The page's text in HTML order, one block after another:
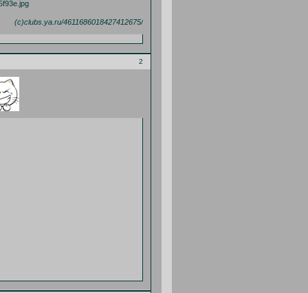
(c)clubs.ya.ru/4611686018427412675/
2